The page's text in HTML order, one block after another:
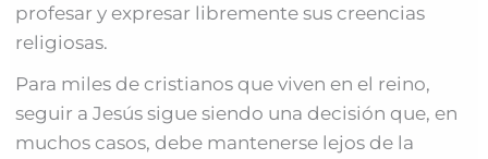
profesar y expresar libremente sus creencias
religiosas.
Para miles de cristianos que viven en el reino,
seguir a Jesús sigue siendo una decisión que, en
muchos casos, debe mantenerse lejos de la